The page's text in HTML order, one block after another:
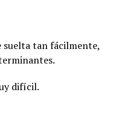
suelta tan fácilmente,
difícil.